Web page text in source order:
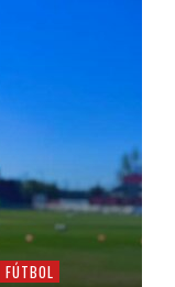
FÚTBOL